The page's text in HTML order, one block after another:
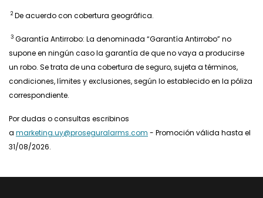
2 De acuerdo con cobertura geográfica.
3 Garantía Antirrobo: La denominada “Garantía Antirrobo” no
supone en ningún caso la garantía de que no vaya a producirse
un robo. Se trata de una cobertura de seguro, sujeta a términos,
condiciones, límites y exclusiones, según lo establecido en la póliza
correspondiente.
Por dudas o consultas escribinos
a marketing.uy@proseguralarms.com - Promoción válida hasta el
31/08/2026.